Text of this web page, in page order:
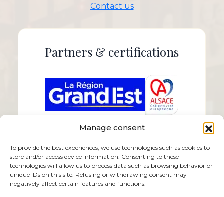
Manage consent
To provide the best experiences, we use technologies such as cookies to
store and/or access device information. Consenting to these
technologies will allow us to process data such as browsing behavior or
unique IDs on this site. Refusing or withdrawing consent may
negatively affect certain features and functions.
Contact us
Partners & certifications